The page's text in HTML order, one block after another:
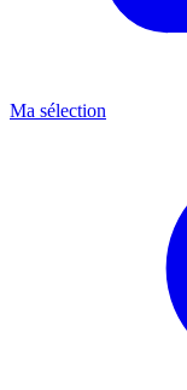
Ma sélection